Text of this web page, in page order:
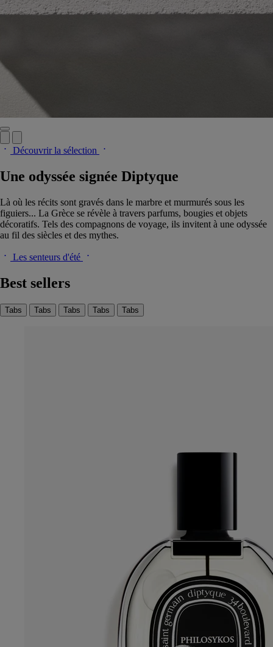
Découvrir la sélection
Une odyssée signée Diptyque
Là où les récits sont gravés dans le marbre et murmurés sous les
figuiers... La Grèce se révèle à travers parfums, bougies et objets
décoratifs. Tels des compagnons de voyage, ils invitent à une odyssée
au fil des siècles et des mythes.
Les senteurs d'été
Best sellers
Tabs Tabs Tabs Tabs Tabs